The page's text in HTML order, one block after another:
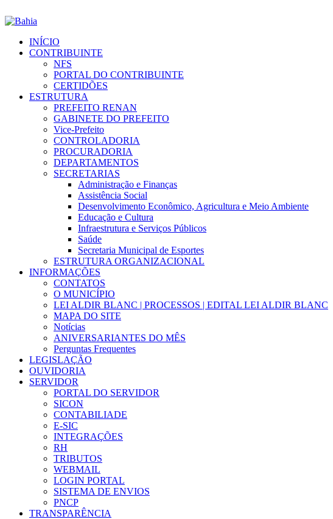
INÍCIO
CONTRIBUINTE
NFS
PORTAL DO CONTRIBUINTE
CERTIDÕES
ESTRUTURA
PREFEITO RENAN
GABINETE DO PREFEITO
Vice-Prefeito
CONTROLADORIA
PROCURADORIA
DEPARTAMENTOS
SECRETARIAS
Administração e Finanças
Assistência Social
Desenvolvimento Econômico, Agricultura e Meio Ambiente
Educação e Cultura
Infraestrutura e Serviços Públicos
Saúde
Secretaria Municipal de Esportes
ESTRUTURA ORGANIZACIONAL
INFORMAÇÕES
CONTATOS
O MUNICÍPIO
LEI ALDIR BLANC | PROCESSOS | EDITAL LEI ALDIR BLANC
MAPA DO SITE
Notícias
ANIVERSARIANTES DO MÊS
Perguntas Frequentes
LEGISLAÇÃO
OUVIDORIA
SERVIDOR
PORTAL DO SERVIDOR
SICON
CONTABILIADE
E-SIC
INTEGRAÇÕES
RH
TRIBUTOS
WEBMAIL
LOGIN PORTAL
SISTEMA DE ENVIOS
PNCP
TRANSPARÊNCIA